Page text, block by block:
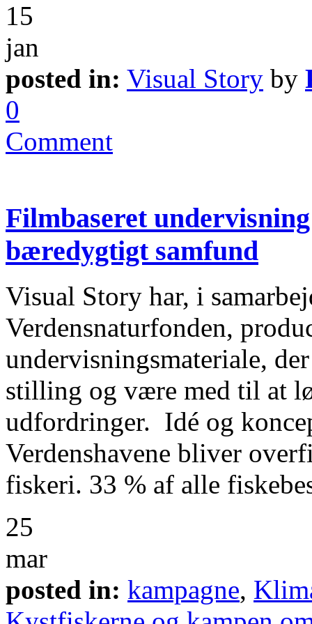
15
jan
posted in: Visual Story by
0
Comment
Filmbaseret
bæredygtigt samfund
Visual Story har, i
Verdensnaturfonden,
undervisningsmateriale,
stilling og være med til at
udfordringer. Idé og
Verdenshavene bliver
fiskeri. 33 % af alle
25
mar
posted in: kampagne,